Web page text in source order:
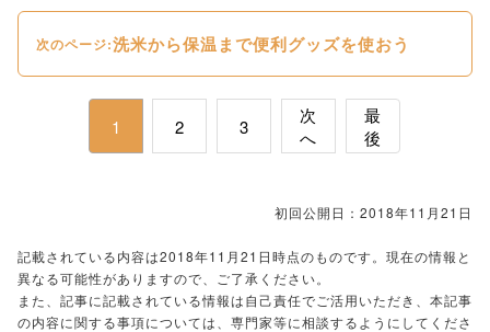
次のページ:洗米から保温まで便利グッズを使おう
1 2 3
次
へ
最
後
初回公開日：2018年11月21日
記載されている内容は2018年11月21日時点のものです。現在の情報と
異なる可能性がありますので、ご了承ください。
また、記事に記載されている情報は自己責任でご活用いただき、本記事
の内容に関する事項については、専門家等に相談するようにしてくださ